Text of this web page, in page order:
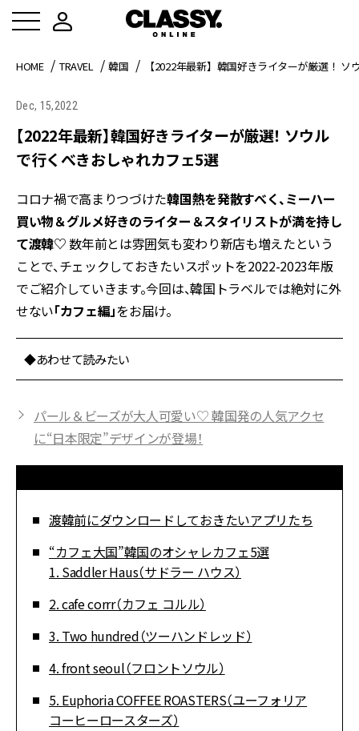
HOME TRAVEL 韓国 【2022年最新】韓国好きライターが厳選！
Dec, 15,2022
【2022年最新】韓国好きライターが厳選！ ソウル
で行くべきおしゃれカフェ5選
コロナ禍で高まりつづけた韓国熱を発散すべく、ミーハー
買い物＆グルメ好きのライター＆スタイリストが満を持し
て渡韓♡数年前とは雰囲気も変わり新店も増えたという
ことで、チェックしておきたいスポットを2022-2023年版
でご紹介していきます。今回は、韓国トラベルでは絶対に外
せない「カフェ編」をお届け。
◆あわせて読みたい
パール＆ビーズが大人可愛い♡ 韓国発の人気アクセ
に“日本限定”デザインが登場！
渡韓前にダウンロードしておきたいアプリたち
“カフェ大国”韓国のオシャレカフェ5選
1. Saddler Haus（サドラー ハウス）
2. cafe corrr（カフェ コルル）
3. Two hundred（ツーハンドレッド）
4. front seoul（フロントソウル）
5. Euphoria COFFEE ROASTERS（ユーフォリア
コーヒーロースターズ）